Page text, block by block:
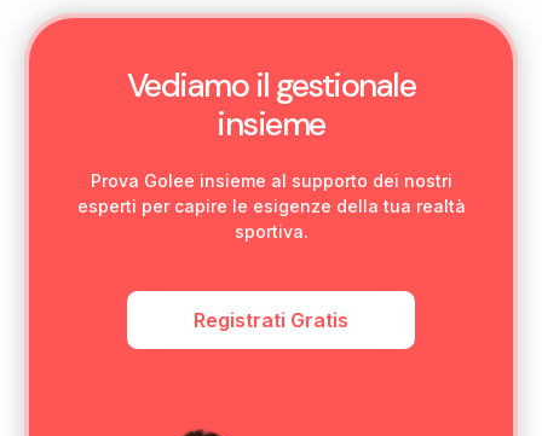
Vediamo il gestionale
insieme
Prova Golee insieme al supporto dei nostri
esperti per capire le esigenze della tua realtà
sportiva.
Registrati Gratis